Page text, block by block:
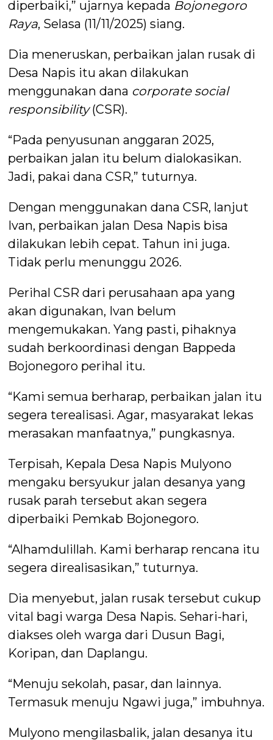
diperbaiki,” ujarnya kepada Bojonegoro
Raya, Selasa (11/11/2025) siang.
Dia meneruskan, perbaikan jalan rusak di
Desa Napis itu akan dilakukan
menggunakan dana corporate social
responsibility(CSR).
“Pada penyusunan anggaran 2025,
perbaikan jalan itu belum dialokasikan.
Jadi, pakai dana CSR,” tuturnya.
Dengan menggunakan dana CSR, lanjut
Ivan, perbaikan jalan Desa Napis bisa
dilakukan lebih cepat. Tahun ini juga.
Tidak perlu menunggu 2026.
Perihal CSR dari perusahaan apa yang
akan digunakan, Ivan belum
mengemukakan. Yang pasti, pihaknya
sudah berkoordinasi dengan Bappeda
Bojonegoro perihal itu.
“Kami semua berharap, perbaikan jalan itu
segera terealisasi. Agar, masyarakat lekas
merasakan manfaatnya,” pungkasnya.
Terpisah, Kepala Desa Napis Mulyono
mengaku bersyukur jalan desanya yang
rusak parah tersebut akan segera
diperbaiki Pemkab Bojonegoro.
“Alhamdulillah. Kami berharap rencana itu
segera direalisasikan,” tuturnya.
Dia menyebut, jalan rusak tersebut cukup
vital bagi warga Desa Napis. Sehari-hari,
diakses oleh warga dari Dusun Bagi,
Koripan, dan Daplangu.
“Menuju sekolah, pasar, dan lainnya.
Termasuk menuju Ngawi juga,” imbuhnya.
Mulyono mengilasbalik, jalan desanya itu